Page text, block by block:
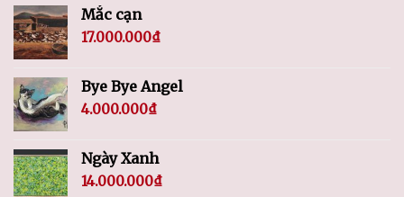
Mắc cạn
17.000.000₫
Bye Bye Angel
4.000.000₫
Ngày Xanh
14.000.000₫